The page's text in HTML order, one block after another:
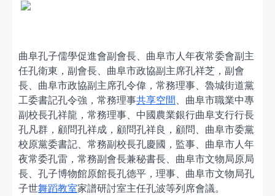
曲阜孔子儒學促進會副會長、曲阜市人年夜常委會副主
任孔衛東，副會長、曲阜市政協副主席孔祥芝，副會
長、曲阜市政協副主席孔令偉，常務理事、魯城街道黨
工委書記孔令強，常務理事共享空間、曲阜市職業中專
副校長孔祥龍，常務理事、中國農業銀行曲阜支行行長
孔凡群，顧問孔祥成，顧問孔祥良，顧問、曲阜市委黨
校原黨委書記、常務副校長孔慶國，監事、曲阜市人年
夜常委孔雷，常務副會長兼秘書長、曲阜市文物局原局
長、孔子博物館原館長孔德平，理事、曲阜市文物局孔
子世舞蹈教室家譜研討室主任孔波等列席會議。